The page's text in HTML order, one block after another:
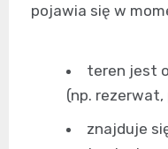
pojawia się w
teren jest
(np. rezerwat,
znajduje